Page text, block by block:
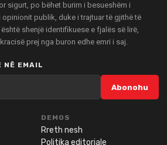
sigurt, po bëhet burim i besueshëm i
publik, duke i trajtuar të gjithë të
shenjë identifikuese e fjalës së lirë,
prej nga buron edhe emri i saj.
NË EMAIL
Abonohu
DEMOS
Rreth nesh
Politika editoriale